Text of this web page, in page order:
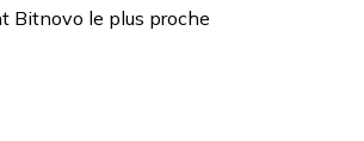
Bitnovo le plus proche